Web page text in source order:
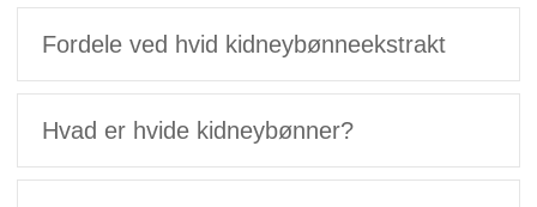
Fordele ved hvid kidneybønneekstrakt
Hvad er hvide kidneybønner?